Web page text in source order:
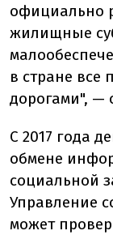
официально
жилищные
в стране все
дорогами", —
С 2017 года
обмене
социальной
Управление
может